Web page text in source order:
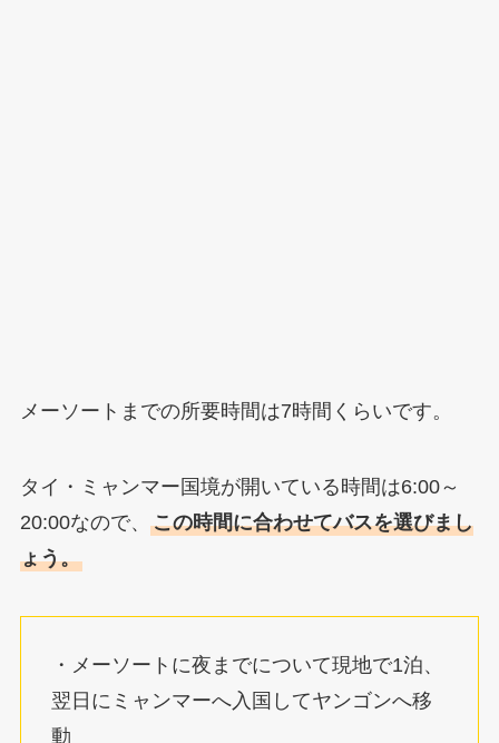
メーソートまでの所要時間は7時間くらいです。
タイ・ミャンマー国境が開いている時間は6:00～
20:00なので、 この時間に合わせてバスを選びまし
ょう。
・メーソートに夜までについて現地で1泊、
翌日にミャンマーへ入国してヤンゴンへ移
動